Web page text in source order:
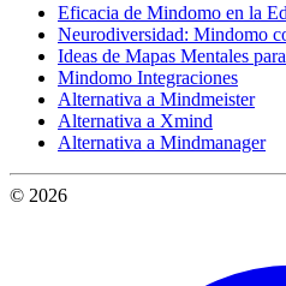
Eficacia de Mindomo en la
Neurodiversidad: Mindomo
Ideas de Mapas Mentales
Mindomo Integraciones
Alternativa a Mindmeister
Alternativa a Xmind
Alternativa a Mindmanager
© 2026